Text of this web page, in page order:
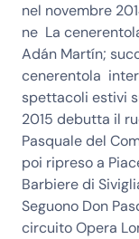
nel novembre
ne La
Adán Martín;
cenerentola
spettacoli estivi
2015 debutta il
Pasquale del
poi ripreso a
Barbiere di
Seguono Don
circuito Opera